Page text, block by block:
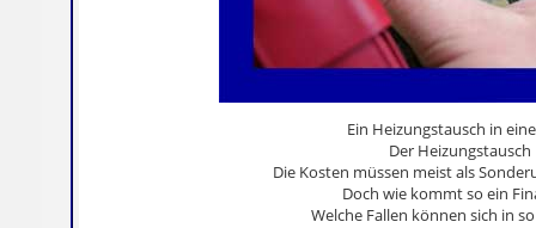
Ein Heizungstausch in
Der
Die Kosten müssen meist als
Doch wie kommt so ein
Welche Fallen können sich in